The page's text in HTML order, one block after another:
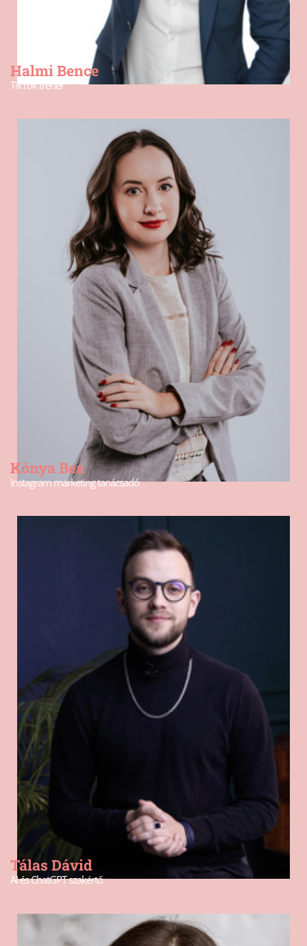
Halmi Bence
TikTok tréner
Kónya Bea
Instagram marketing tanácsadó
Tálas Dávid
AI és ChatGPT szakértő